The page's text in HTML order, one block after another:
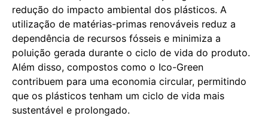
redução do impacto ambiental dos plásticos. A
utilização de matérias-primas renováveis reduz a
dependência de recursos fósseis e minimiza a
poluição gerada durante o ciclo de vida do produto.
Além disso, compostos como o Ico-Green
contribuem para uma economia circular, permitindo
que os plásticos tenham um ciclo de vida mais
sustentável e prolongado.